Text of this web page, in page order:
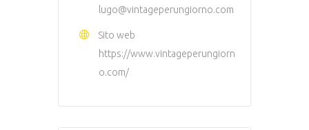
lugo@vintageperungiorno.com
Sito web
https://www.vintageperungiorn
o.com/